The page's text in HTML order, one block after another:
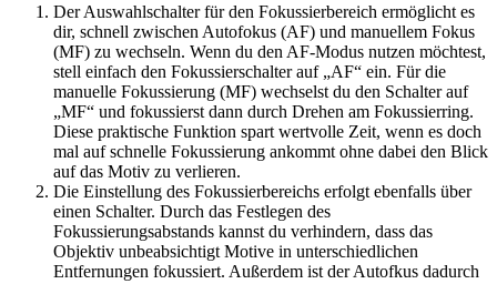
Der Auswahlschalter für den Fokussierbereich ermöglicht es
dir, schnell zwischen Autofokus (AF) und manuellem Fokus
(MF) zu wechseln. Wenn du den AF-Modus nutzen möchtest,
stell einfach den Fokussierschalter auf „AF“ ein. Für die
manuelle Fokussierung (MF) wechselst du den Schalter auf
„MF“ und fokussierst dann durch Drehen am Fokussierring.
Diese praktische Funktion spart wertvolle Zeit, wenn es doch
mal auf schnelle Fokussierung ankommt ohne dabei den Blick
auf das Motiv zu verlieren.
Die Einstellung des Fokussierbereichs erfolgt ebenfalls über
einen Schalter. Durch das Festlegen des
Fokussierungsabstands kannst du verhindern, dass das
Objektiv unbeabsichtigt Motive in unterschiedlichen
Entfernungen fokussiert. Außerdem ist der Autofkus dadurch